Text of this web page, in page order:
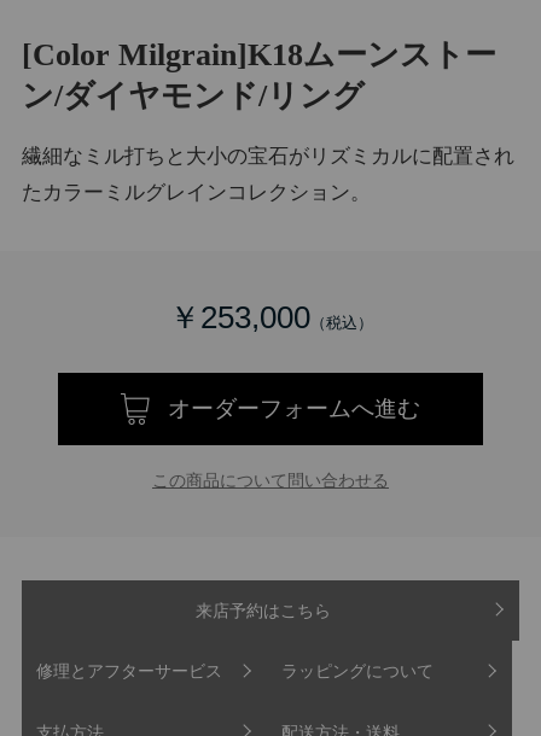
[Color Milgrain]K18ムーンストー
ン/ダイヤモンド/リング
繊細なミル打ちと大小の宝石がリズミカルに配置され
たカラーミルグレインコレクション。
￥253,000
オーダーフォームへ進む
この商品について問い合わせる
来店予約はこちら
修理とアフターサービス ラッピングについて
支払方法 配送方法・送料